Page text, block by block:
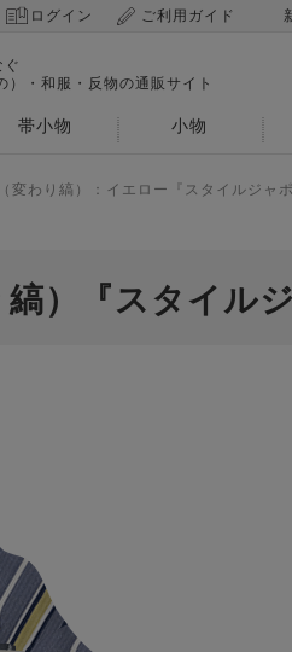
ログイン ご利用ガイド
ぐ
）・和服・反物の通販サイト
帯小物 小物
変わり縞）：イエロー『スタイルジャ
）『スタイル